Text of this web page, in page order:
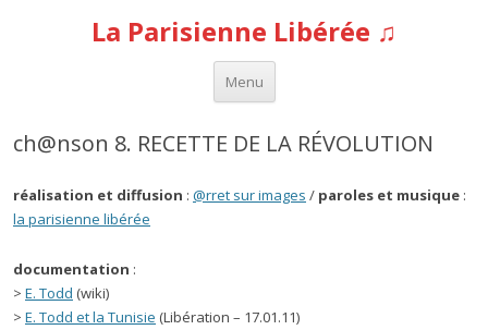
La Parisienne Libérée ♫
Menu
Aller au contenu
ch@nson 8. RECETTE DE LA RÉVOLUTION
réalisation et diffusion : @rret sur images / paroles et musique :
la parisienne libérée
documentation :
> E. Todd (wiki)
> E. Todd et la Tunisie (Libération – 17.01.11)